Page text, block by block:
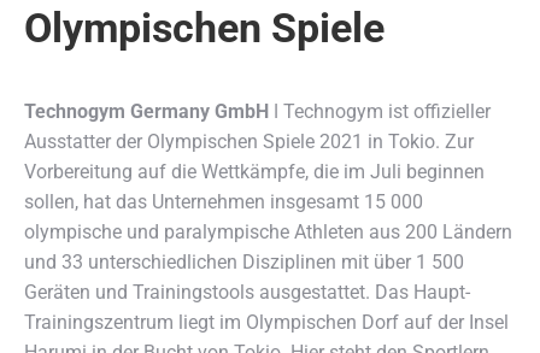
Olympischen Spiele
Technogym Germany GmbH ǀ Technogym ist offizieller
Ausstatter der Olympischen Spiele 2021 in Tokio. Zur
Vorbereitung auf die Wettkämpfe, die im Juli beginnen
sollen, hat das Unternehmen insgesamt 15 000
olympische und paralympische Athleten aus 200 Ländern
und 33 unterschiedlichen Disziplinen mit über 1 500
Geräten und Trainingstools ausgestattet. Das Haupt-
Trainingszentrum liegt im Olympischen Dorf auf der Insel